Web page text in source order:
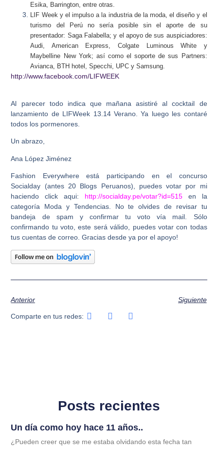
Esika, Barrington, entre otras.
LIF Week y el impulso a la industria de la moda, el diseño y el
turismo del Perú no sería posible sin el aporte de su
presentador: Saga Falabella; y el apoyo de sus auspiciadores:
Audi, American Express, Colgate Luminous White y
Maybelline New York; así como el soporte de sus Partners:
Avianca, BTH hotel, Specchi, UPC y Samsung.
http://www.facebook.com/LIFWEEK
Al parecer todo indica que mañana asistiré al cocktail de
lanzamiento de LIFWeek 13.14 Verano. Ya luego les contaré
todos los pormenores.
Un abrazo,
Ana López Jiménez
Fashion Everywhere está participando en el concurso
Socialday (antes 20 Blogs Peruanos), puedes votar por mi
haciendo click aqui: http://socialday.pe/votar?id=515en la
categoría Moda y Tendencias. No te olvides de revisar tu
bandeja de spam y confirmar tu voto vía mail. Sólo
confirmando tu voto, este será válido, puedes votar con todas
tus cuentas de correo. Gracias desde ya por el apoyo!
Anterior Siguiente
Comparte en tus redes:
Posts recientes
Un día como hoy hace 11 años..
¿Pueden creer que se me estaba olvidando esta fecha tan